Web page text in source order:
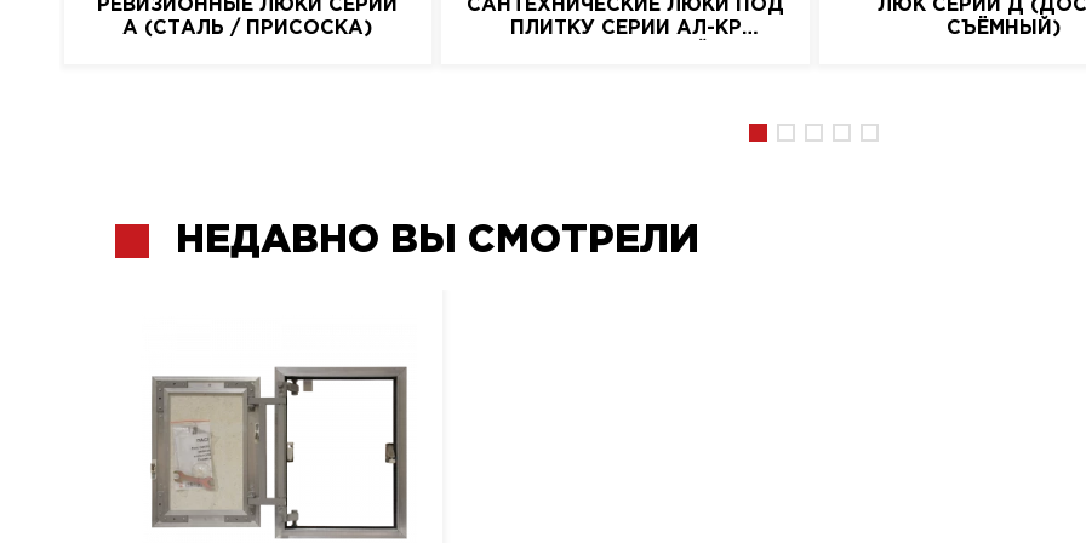
РЕВИЗИОННЫЕ ЛЮКИ СЕРИИ
A (СТАЛЬ / ПРИСОСКА)
САНТЕХНИЧЕСКИЕ ЛЮКИ ПОД
ПЛИТКУ СЕРИИ АЛ-КР
ЛЮК СЕРИИ Д
СЪЁМНЫЙ)
НЕДАВНО ВЫ СМОТРЕЛИ